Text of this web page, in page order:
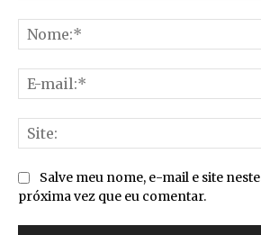
Salve meu nome, e-mail e site
próxima vez que eu comentar.